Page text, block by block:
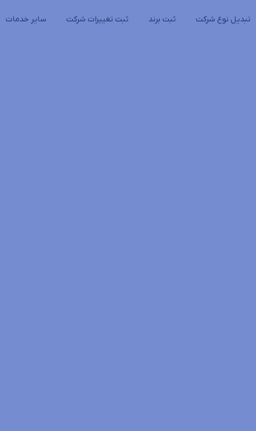
تبدیل نوع شرکت ثبت برند ثبت تغییرات شرکت سایر خدمات